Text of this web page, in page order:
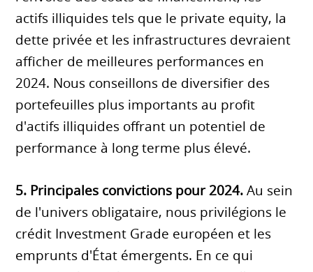
actifs illiquides tels que le private equity, la
dette privée et les infrastructures devraient
afficher de meilleures performances en
2024. Nous conseillons de diversifier des
portefeuilles plus importants au profit
d'actifs illiquides offrant un potentiel de
performance à long terme plus élevé.
5. Principales convictions pour 2024.Au sein
de l'univers obligataire, nous privilégions le
crédit Investment Grade européen et les
emprunts d'État émergents. En ce qui